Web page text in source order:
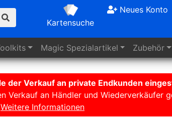
Kartensuche
Neues Konto
Magic Spezialartikel Zubehör
der Verkauf an private Endkunden
Verkauf an Händler und Wiederverkäufer
Weitere Informationen